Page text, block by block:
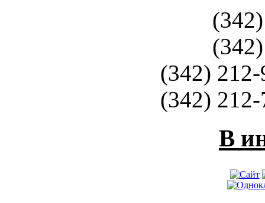
(342)
(342)
В